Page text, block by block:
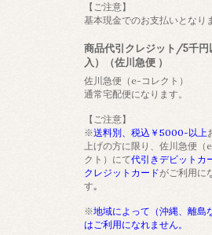
【ご注意】
基本現金でのお支払いとなり
商品代引クレジット/5千円
入）（佐川急便 ）
佐川急便（e-コレクト）
通常宅配便になります。
【ご注意】
※送料別、税込￥5000-以上
上げの方に限り、佐川急便（
クト）にて代引きデビットカ
クレジットカードがご利用に
す｡
※地域によって（沖縄、離島
はご利用になれません。